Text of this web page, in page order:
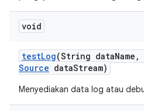
void
testLog(String dataName ,
Source dataStream)
Menyediakan data log atau